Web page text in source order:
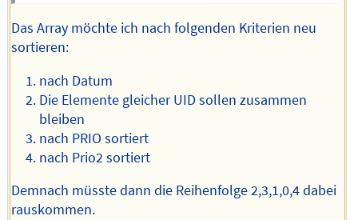
Das Array möchte ich nach folgenden Kriterien neu
sortieren:
nach Datum
Die Elemente gleicher UID sollen zusammen
bleiben
nach PRIO sortiert
nach Prio2 sortiert
Demnach müsste dann die Reihenfolge 2,3,1,0,4 dabei
rauskommen.